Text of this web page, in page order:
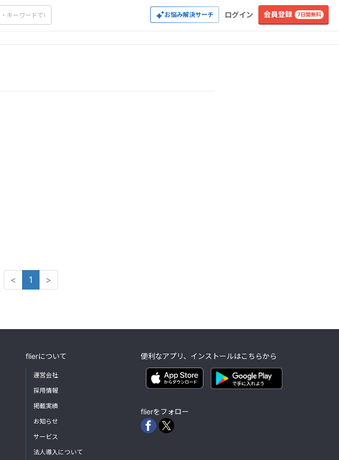
お悩み解決サーチ ログイン 会員登録 7日間無料
< 1 >
flierについて
運営会社
採用情報
掲載実績
お知らせ
サービス
法人導入について
便利なアプリ、インストールはこちらから
flierをフォロー